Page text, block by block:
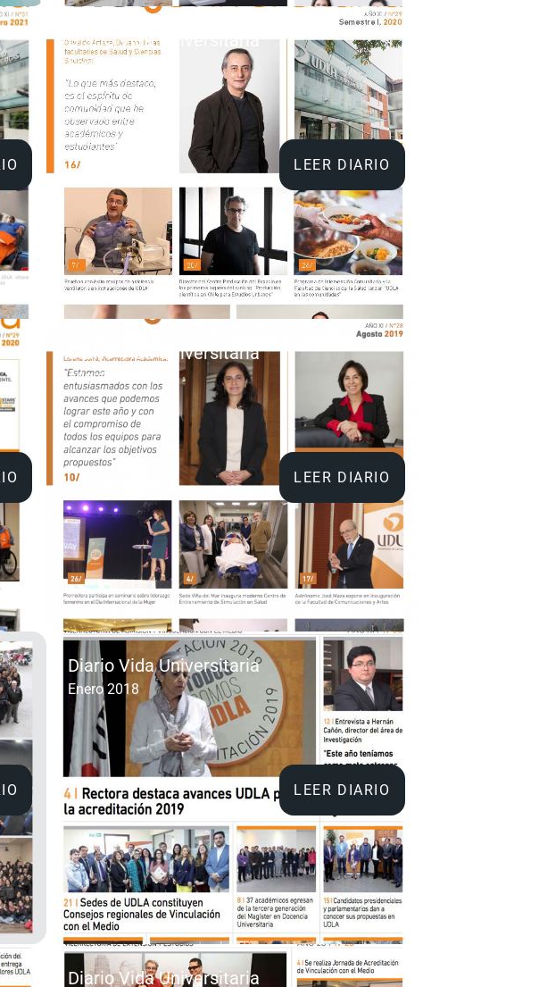
Diario Vida Universitaria
Septiembre 2020
LEER DIARIO
Diario Vida Universitaria
Agosto 2019
LEER DIARIO
Diario Vida Universitaria
Enero 2018
LEER DIARIO
Diario Vida Universitaria